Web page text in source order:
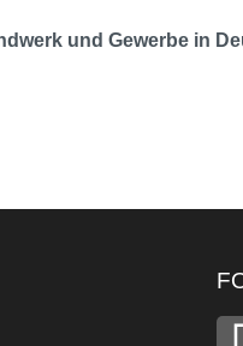
und Gewerbe in